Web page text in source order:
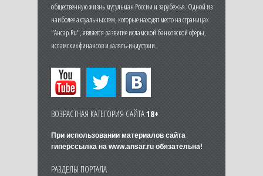
общественную жизнь мусульман России и зарубежья. Одной из
наиболее актуальных тем, которые находят место на страницах
"Ансар.Ru", является развитие исламской банковской сферы,
исламских финансов и халяль-индустрии.
ВОЗРАСТНАЯ КАТЕГОРИЯ САЙТА18+
При использовании материалов сайта
гиперссылка на www.ansar.ruобязательна!
РАЗДЕЛЫ ПОРТАЛА